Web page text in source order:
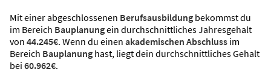
Mit einer abgeschlossenen Berufsausbildung bekommst du
im Bereich Bauplanungein durchschnittliches Jahresgehalt
von 44.245€. Wenn du einen akademischen Abschluss im
Bereich Bauplanung hast, liegt dein durchschnittliches Gehalt
bei 60.962€.